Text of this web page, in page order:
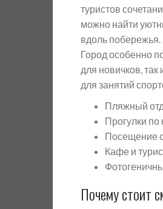
туристов
можно найти
вдоль побережья.
Город особенно
для новичков,
для занятий
Пляжный
Прогулки
Посещение
Кафе и
Почему стоит